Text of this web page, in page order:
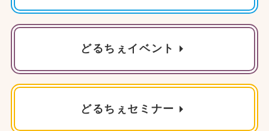
どるちぇイベント
どるちぇセミナー